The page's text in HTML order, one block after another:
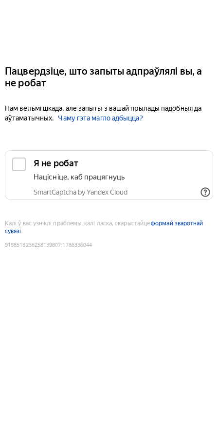
Пацвердзіце, што запыты адпраўлялі вы, а
не робат
Нам вельмі шкада, але запыты з вашай прылады падобныя да
аўтаматычных.
Чаму гэта магло адбыцца?
Я не робат
Націсніце, каб працягнуць
SmartCaptcha by Yandex Cloud
Калі ў вас узніклі праблемы, калі ласка, скарыстайцеформай зваротнай
сувязі
9198518236258139807:1786336044